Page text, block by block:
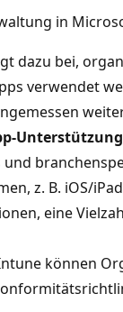
in
dazu bei,
verwendet
Unterstützung
und
z. B. iOS/
eine
können